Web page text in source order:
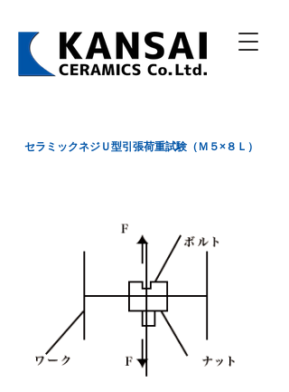
セラミックネジＵ型引張荷重試験（Ｍ５×８Ｌ）